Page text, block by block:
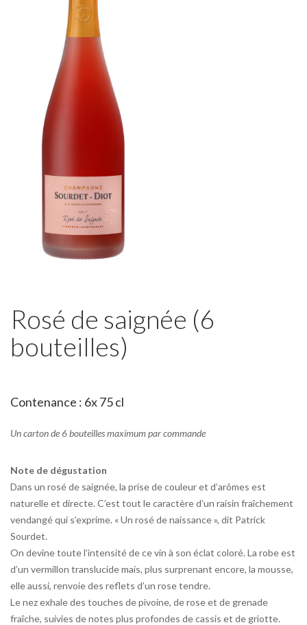
Rosé de saignée (6
bouteilles)
Contenance : 6x 75 cl
Un carton de 6 bouteilles maximum par commande
Note de dégustation
Dans un rosé de saignée, la prise de couleur et d’arômes est
naturelle et directe. C’est tout le caractère d’un raisin fraîchement
vendangé qui s’exprime. « Un rosé de naissance », dit Patrick
Sourdet.
On devine toute l’intensité de ce vin à son éclat coloré. La robe est
d’un vermillon translucide mais, plus surprenant encore, la mousse,
elle aussi, renvoie des reflets d’un rose tendre.
Le nez exhale des touches de pivoine, de rose et de grenade
fraîche, suivies de notes plus profondes de cassis et de griotte.